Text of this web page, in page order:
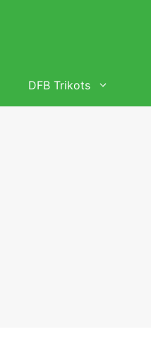
DFB Trikots